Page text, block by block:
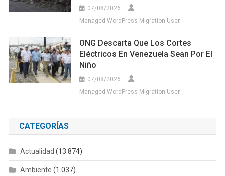
07/08/2026
Managed WordPress Migration User
ONG Descarta Que Los Cortes
Eléctricos En Venezuela Sean Por El
Niño
07/08/2026
Managed WordPress Migration User
CATEGORÍAS
Actualidad (13.874)
Ambiente (1.037)